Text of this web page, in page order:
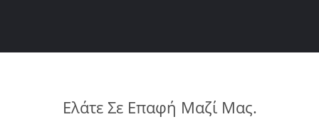
Ελάτε Σε Επαφή Μαζί Μας.